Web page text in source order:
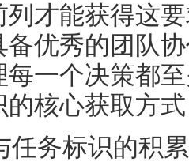
列才能获得这
备优秀的团队
每一个决策都
的核心获取方式
任务标识的积累